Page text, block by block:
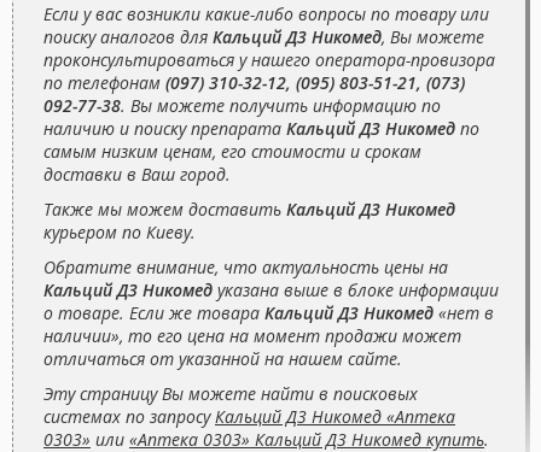
Если у вас возникли какие-либо вопросы по товару или
поиску аналогов для Кальций Д3 Никомед, Вы можете
проконсультироваться у нашего оператора-провизора
по телефонам (097) 310-32-12, (095) 803-51-21, (073)
092-77-38. Вы можете получить информацию по
наличию и поиску препарата Кальций Д3 Никомед по
самым низким ценам, его стоимости и срокам
доставки в Ваш город.
Также мы можем доставить Кальций Д3 Никомед
курьером по Киеву.
Обратите внимание, что актуальность цены на
Кальций Д3 Никомед указана выше в блоке информации
о товаре. Если же товара Кальций Д3 Никомед «нет в
наличии», то его цена на момент продажи может
отличаться от указанной на нашем сайте.
Эту страницу Вы можете найти в поисковых
системах по запросуКальций Д3 Никомед «Аптека
0303» или «Аптека 0303» Кальций Д3 Никомед купить.